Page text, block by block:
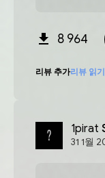
8 964
리뷰 추가리뷰 읽
1pirat
31 1월